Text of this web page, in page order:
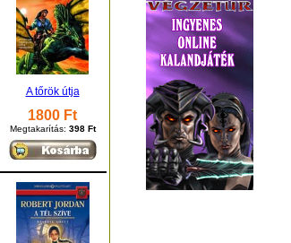
A tőrök útja
1800 Ft
Megtakarítás: 398 Ft